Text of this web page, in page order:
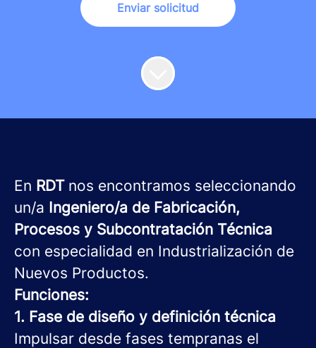
Enviar solicitud
En RDTnos encontramos seleccionando
un/a Ingeniero/a de Fabricación,
Procesos y Subcontratación Técnica
con especialidad en Industrialización de
Nuevos Productos.
Funciones:
1. Fase de diseño y definición técnica
Impulsar desde fases tempranas el